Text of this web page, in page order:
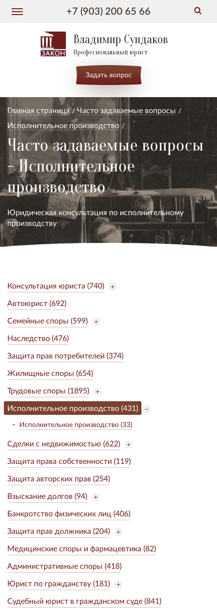
+7 (903) 200 65 66
Владимир Сундаков
Професиональный юрист
Задать вопрос
Главная страница
Часто задаваемые вопросы
Исполнительное производство
Часто задаваемые вопросы
- Исполнительное
производство
Юридическая консультация по исполнительному
производству
Консультация юриста (740)
Автоюрист (692)
Семейные споры (599)
Наследство (476)
Защита прав потребителей (374)
Жилищные споры (654)
Трудовые споры (1895)
Исполнительное производство (431)
Исполнительное производство (33)
Сделки с недвижимостью (622)
Защита права собственности (119)
Защита авторских прав (254)
Взыскание долгов (94)
Банкротство физических лиц (406)
Защита прав должника (204)
Медицинские споры и фармацевтика (82)
Административные споры (418)
Юрист по гражданству (181)
Судебный юрист в гражданском суде (841)